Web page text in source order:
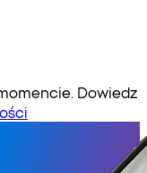
Dowiedz